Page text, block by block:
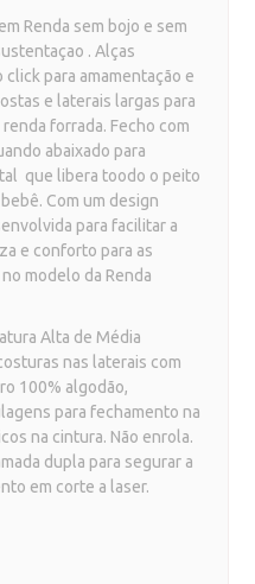
Renda sem bojo e sem
. Alças
para amamentação e
e laterais largas para
forrada. Fecho com
abaixado para
que libera toodo o peito
Com um design
para facilitar a
e conforto para as
modelo da Renda
Alta de Média
nas laterais com
100% algodão,
para fechamento na
na cintura. Não enrola.
dupla para segurar a
em corte a laser.